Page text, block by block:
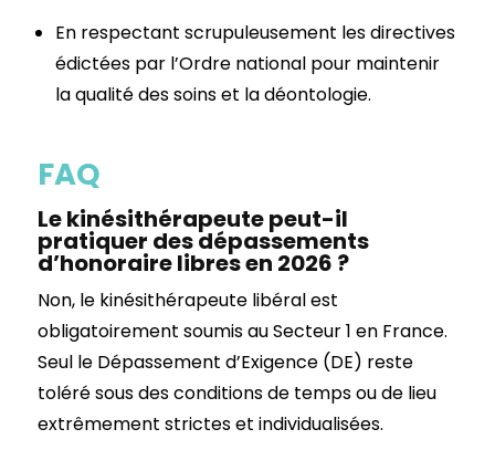
En respectant scrupuleusement les directives
édictées par l’Ordre national pour maintenir
la qualité des soins et la déontologie.
FAQ
Le kinésithérapeute peut-il
pratiquer des dépassements
d’honoraire libres en 2026 ?
Non, le kinésithérapeute libéral est
obligatoirement soumis au Secteur 1 en France.
Seul le Dépassement d’Exigence (DE) reste
toléré sous des conditions de temps ou de lieu
extrêmement strictes et individualisées.